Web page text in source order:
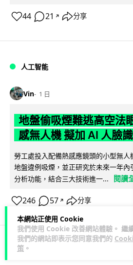
本網站正使用 Cookie
我們使用 Cookie 改善網站體驗。 繼
我們的網站即表示您同意我們的
策 。
44 21 ↗ 分享
人工智能
Vin 1 日
地盤偷吸煙難逃高空法
感無人機 擬加 AI 人臉
勞工處投入配備熱感應鏡頭的小型無
地盤違例吸煙，並正研究於未來一年
分析功能，結合三大技術進一...
閱讀
246 57 ↗ 分享
人工智能